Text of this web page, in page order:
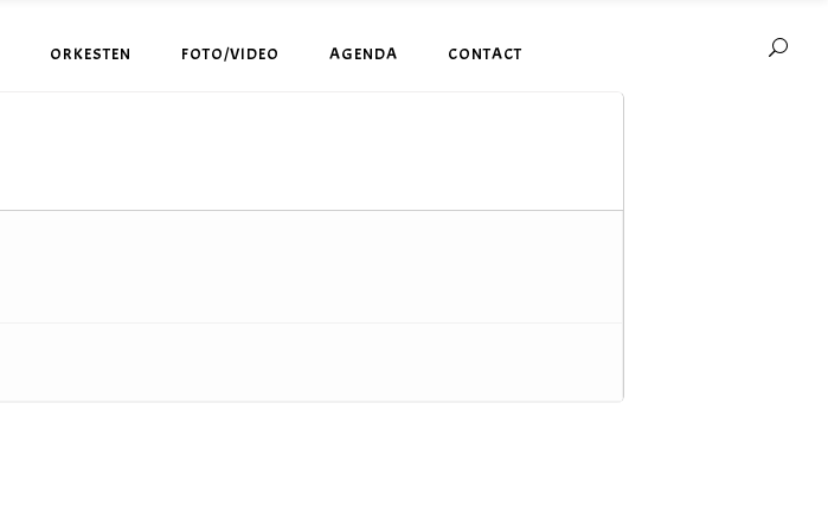
ORKESTEN FOTO/VIDEO AGENDA CONTACT